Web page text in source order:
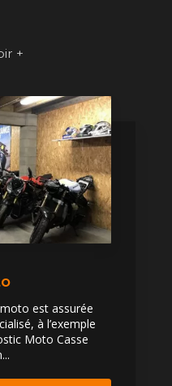
+
est assurée
à l’exemple
Moto Casse